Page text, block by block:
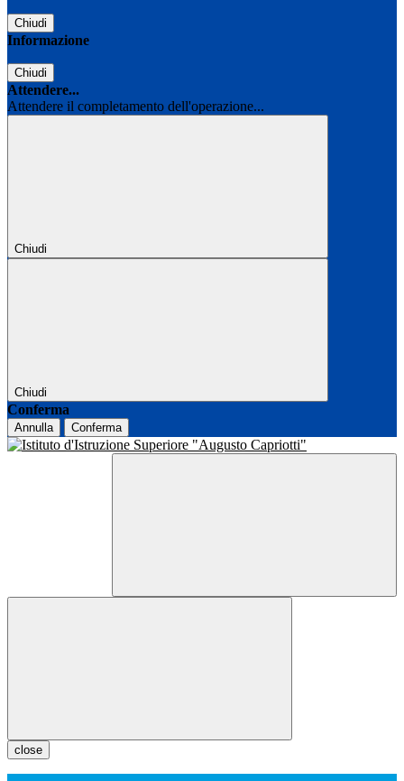
Chiudi
Informazione
Chiudi
Attendere...
Attendere il completamento dell'operazione...
Chiudi
Chiudi
Conferma
Annulla Conferma
close